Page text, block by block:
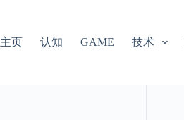
主页 认知 GAME 技术